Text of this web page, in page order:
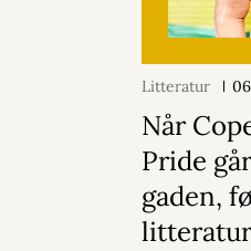
Litteratur
Når
Pride
gaden,